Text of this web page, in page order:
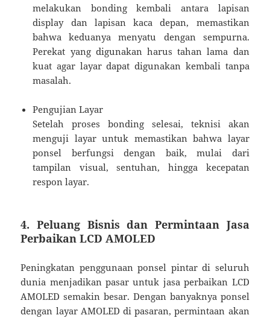
melakukan bonding kembali antara lapisan
display dan lapisan kaca depan, memastikan
bahwa keduanya menyatu dengan sempurna.
Perekat yang digunakan harus tahan lama dan
kuat agar layar dapat digunakan kembali tanpa
masalah.
Pengujian Layar
Setelah proses bonding selesai, teknisi akan
menguji layar untuk memastikan bahwa layar
ponsel berfungsi dengan baik, mulai dari
tampilan visual, sentuhan, hingga kecepatan
respon layar.
4. Peluang Bisnis dan Permintaan Jasa
Perbaikan LCD AMOLED
Peningkatan penggunaan ponsel pintar di seluruh
dunia menjadikan pasar untuk jasa perbaikan LCD
AMOLED semakin besar. Dengan banyaknya ponsel
dengan layar AMOLED di pasaran, permintaan akan